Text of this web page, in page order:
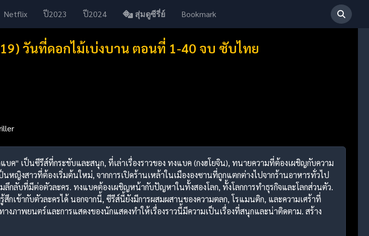
Netflix ปี2023 ปี2024 สุ่มดูซีรี่ย์ Bookmark
วันที่ดอกไม้เบ่งบาน ตอนที่ 1-40 จบ ซับไทย
บค" เป็นซีรีส์ที่กระชับและสนุก, ที่เล่าเรื่องราวของ ทงแบค (กงฮโยจิน), ทนายความที่ต้องเผชิญกับความ
หญิงสาวที่ต้องเริ่มต้นใหม่, จากการเปิดร้านเหล้าในเมืององซานที่ถูกแตกต่างไปจากร้านอาหารทั่วไป
ลึกลับที่มีต่อตัวละคร. ทงแบคต้องเผชิญหน้ากับปัญหาในทั้งสองโลก, ทั้งโลกการทำธุรกิจและโลกส่วนตัว.
กเข้ากับตัวละครได้ นอกจากนี้, ซีรีส์นี้ยังมีการผสมผสานของความตลก, โรแมนติก, และความเศร้าที่
งภาพยนตร์และการแสดงของนักแสดงทำให้เรื่องราวนี้มีความเป็นเรื่องที่สนุกและน่าติดตาม. สร้าง